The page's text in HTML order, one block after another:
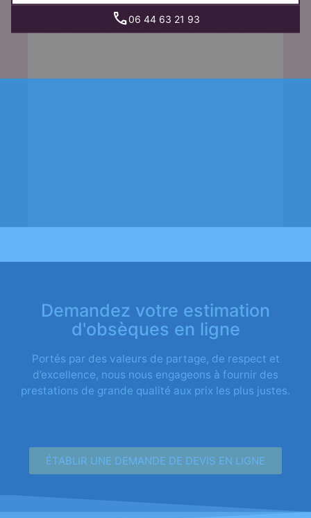
06 44 63 21 93
Demandez votre estimation
d'obsèques en ligne
Portés par des valeurs de partage, de respect et
d’excellence, nous nous engageons à fournir des
prestations de grande qualité aux prix les plus justes.
ÉTABLIR UNE DEMANDE DE DEVIS EN LIGNE